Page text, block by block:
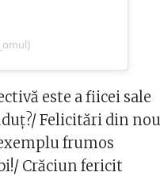
este a fiicei sale
Felicitări din nou
frumos
Crăciun fericit